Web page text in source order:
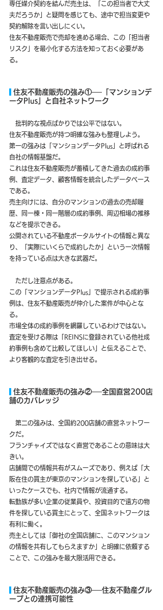
専任媒介契約を結んだ売主は、「この担当者で大丈
夫だろうか」と疑問を感じても、途中で担当変更や
契約解除を言い出しにくい。
住友不動産販売で売却を進める場合、この「担当者
リスク」を最小化する方法を知っておく必要があ
る。
住友不動産販売の強み①──「マンションデ
ータPlus」と自社ネットワーク
批判的な視点ばかりでは公平ではない。
住友不動産販売が持つ明確な強みも整理しよう。
第一の強みは「マンションデータPlus」と呼ばれる
自社の情報基盤だ。
これは住友不動産販売が蓄積してきた過去の成約事
例、査定データ、顧客情報を統合したデータベース
である。
売主向けには、自分のマンションの過去の売却履
歴、同一棟・同一階層の成約事例、周辺相場の推移
などを提示できる。
公開されている不動産ポータルサイトの情報と異な
り、「実際にいくらで成約したか」という一次情報
を持っている点は大きな武器だ。
ただし注意点がある。
この「マンションデータPlus」で提示される成約事
例は、住友不動産販売が仲介した案件が中心とな
る。
市場全体の成約事例を網羅しているわけではない。
査定を受ける際は「REINSに登録されている他社成
約事例も含めて比較してほしい」と伝えることで、
より客観的な査定を引き出せる。
住友不動産販売の強み②──全国直営200店
舗のカバレッジ
第二の強みは、全国約200店舗の直営ネットワー
クだ。
フランチャイズではなく直営であることの意味は大
きい。
店舗間での情報共有がスムーズであり、例えば「大
阪在住の買主が東京のマンションを探している」と
いったケースでも、社内で情報が流通する。
転勤族が多い企業の従業員や、投資目的で遠方の物
件を探している買主にとって、全国ネットワークは
有利に働く。
売主としては「御社の全国店舗に、このマンション
の情報を共有してもらえますか」と明確に依頼する
ことで、この強みを最大限活用できる。
住友不動産販売の強み③──住友不動産グル
ープとの連携可能性